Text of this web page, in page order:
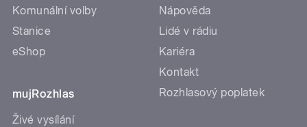
Komunální volby
Stanice
eShop
mujRozhlas
Živé vysílání
Nápověda
Lidé v rádiu
Kariéra
Kontakt
Rozhlasový poplatek